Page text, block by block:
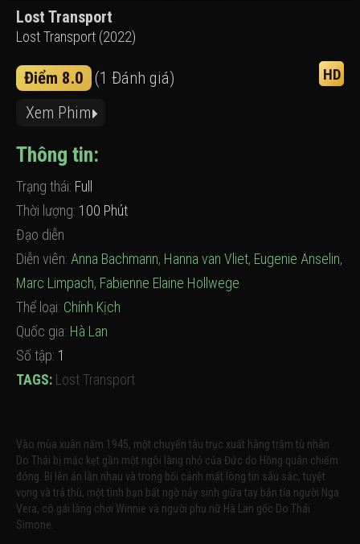
Lost Transport
Lost Transport (2022)
Điểm 8.0 (1 Đánh giá) HD
Xem Phim
Thông tin:
Trạng thái: Full
Thời lượng: 100 Phút
Đạo diễn
Diễn viên: Anna Bachmann, Hanna van Vliet, Eugenie Anselin,
Marc Limpach, Fabienne Elaine Hollwege
Thể loại: Chính Kịch
Quốc gia: Hà Lan
Số tập: 1
TAGS: Lost Transport
Vào mùa xuân năm 1945, một chuyến tàu trục xuất hàng trăm tù nhân
Do Thái bị mắc kẹt gần một ngôi làng nhỏ của Đức do Hồng quân chiếm
đóng. Bị lên án lẫn nhau và trong bối cảnh mất lòng tin sâu sắc, tuyệt
vọng và trả thù, một tình bạn bất ngờ nảy sinh giữa tay bắn tỉa người Nga
Vera, cô gái làng chơi Winnie và người phụ nữ Hà Lan gốc Do Thái
Simone.